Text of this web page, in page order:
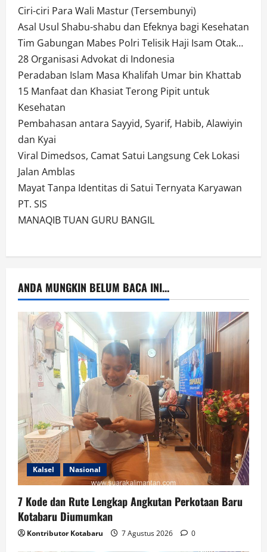
Ciri-ciri Para Wali Mastur (Tersembunyi)
Asal Usul Shabu-shabu dan Efeknya bagi Kesehatan
Tim Gabungan Mabes Polri Telisik Haji Isam Otak…
28 Organisasi Advokat di Indonesia
Peradaban Islam Masa Khalifah Umar bin Khattab
15 Manfaat dan Khasiat Terong Pipit untuk
Kesehatan
Pembahasan antara Sayyid, Syarif, Habib, Alawiyin
dan Kyai
Viral Dimedsos, Camat Satui Langsung Cek Lokasi
Jalan Amblas
Mayat Tanpa Identitas di Satui Ternyata Karyawan
PT. SIS
MANAQIB TUAN GURU BANGIL
ANDA MUNGKIN BELUM BACA INI...
Kalsel Nasional
7 Kode dan Rute Lengkap Angkutan Perkotaan Baru
Kotabaru Diumumkan
Kontributor Kotabaru 7 Agustus 2026 0